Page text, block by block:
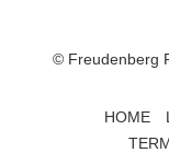
© Freudenberg
HOME